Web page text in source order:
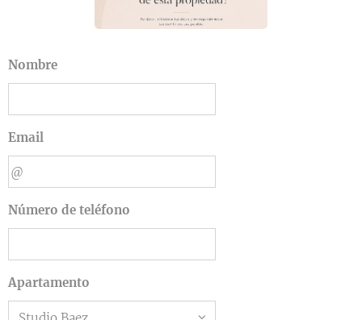
Nombre
Email
Número de teléfono
Apartamento